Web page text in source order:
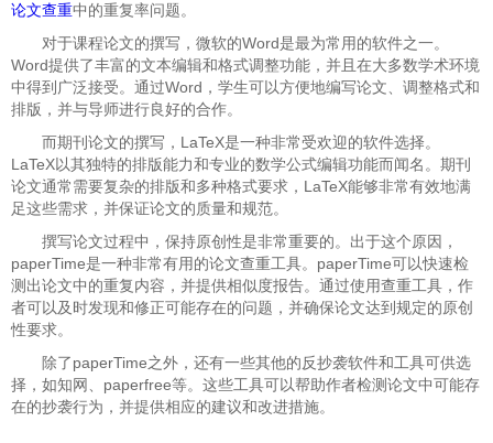
论文查重中的重复率问题。
对于课程论文的撰写，微软的Word是最为常用的软件之一。
Word提供了丰富的文本编辑和格式调整功能，并且在大多数学术环境
中得到广泛接受。通过Word，学生可以方便地编写论文、调整格式和
排版，并与导师进行良好的合作。
而期刊论文的撰写，LaTeX是一种非常受欢迎的软件选择。
LaTeX以其独特的排版能力和专业的数学公式编辑功能而闻名。期刊
论文通常需要复杂的排版和多种格式要求，LaTeX能够非常有效地满
足这些需求，并保证论文的质量和规范。
撰写论文过程中，保持原创性是非常重要的。出于这个原因，
paperTime是一种非常有用的论文查重工具。paperTime可以快速检
测出论文中的重复内容，并提供相似度报告。通过使用查重工具，作
者可以及时发现和修正可能存在的问题，并确保论文达到规定的原创
性要求。
除了paperTime之外，还有一些其他的反抄袭软件和工具可供选
择，如知网、paperfree等。这些工具可以帮助作者检测论文中可能存
在的抄袭行为，并提供相应的建议和改进措施。